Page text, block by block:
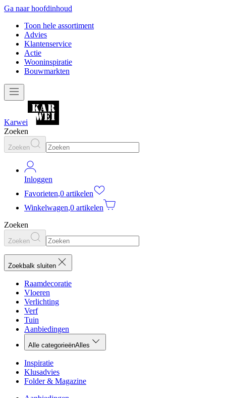
Ga naar hoofdinhoud
Toon hele assortiment
Advies
Klantenservice
Actie
Wooninspiratie
Bouwmarkten
Karwei
Zoeken
Zoeken
Inloggen
Favorieten,0 artikelen
Winkelwagen,0 artikelen
Zoeken
Zoeken
Zoekbalk sluiten
Raamdecoratie
Vloeren
Verlichting
Verf
Tuin
Aanbiedingen
Alle categorieënAlles
Inspiratie
Klusadvies
Folder & Magazine